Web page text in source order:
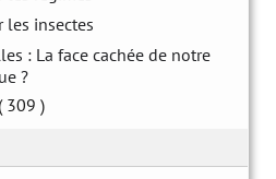
les insectes
: La face cachée de notre
?
( 309 )